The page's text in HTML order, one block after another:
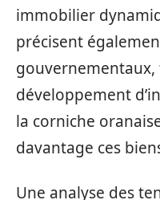
immobilier
précisent
gouvernementaux,
développement
la corniche
davantage ces
Une analyse des